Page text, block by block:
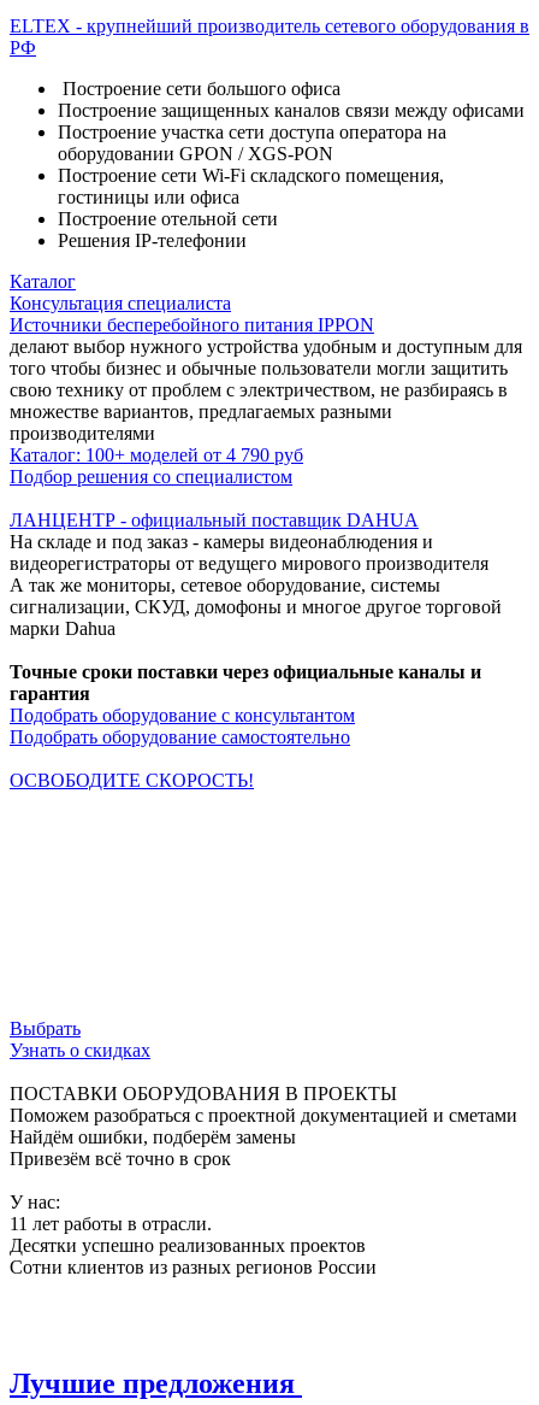
ELTEX - крупнейший производитель сетевого оборудования в
РФ
Построение сети большого офиса
Построение защищенных каналов связи между офисами
Построение участка сети доступа оператора на
оборудовании GPON / XGS-PON
Построение сети Wi-Fi складского помещения,
гостиницы или офиса
Построение отельной сети
Решения IP-телефонии
Каталог
Консультация специалиста
Источники бесперебойного питания IPPON
делают выбор нужного устройства удобным и доступным для
того чтобы бизнес и обычные пользователи могли защитить
свою технику от проблем с электричеством, не разбираясь в
множестве вариантов, предлагаемых разными
производителями
Каталог: 100+ моделей от 4 790 руб
Подбор решения со специалистом
ЛАНЦЕНТР - официальный поставщик DAHUA
На складе и под заказ - камеры видеонаблюдения и
видеорегистраторы от ведущего мирового производителя
А так же мониторы, сетевое оборудование, системы
сигнализации, СКУД, домофоны и многое другое торговой
марки Dahua
Точные сроки поставки через официальные каналы и
гарантия
Подобрать оборудование с консультантом
Подобрать оборудование самостоятельно
ОСВОБОДИТЕ СКОРОСТЬ!
Выбрать
Узнать о скидках
ПОСТАВКИ ОБОРУДОВАНИЯ В ПРОЕКТЫ
Поможем разобраться с проектной документацией и сметами
Найдём ошибки, подберём замены
Привезём всё точно в срок
У нас:
11 лет работы в отрасли.
Десятки успешно реализованных проектов
Сотни клиентов из разных регионов России
Лучшие предложения